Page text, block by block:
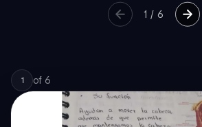
1 /6
1 of 6